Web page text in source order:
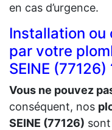
en cas d’urgence.
Installation ou
par votre
SEINE (77126)
Vous ne pouvez
conséquent, nos
SEINE (77126)